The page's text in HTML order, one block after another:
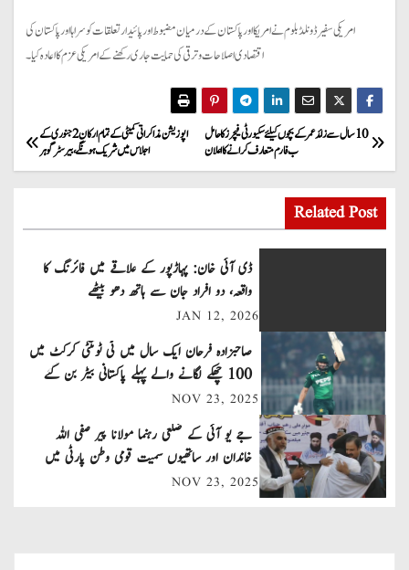
امریکی سفیر ڈونلڈ بلوم نے امریکا اور پاکستان کے درمیان مضبوط اور پائیدار تعلقات کو سراہا اور پاکستان کی
اقتصادی اصلاحات و ترقی کی حمایت جاری رکھنے کے امریکی عزم کا اعادہ کیا۔
P
o
s
t
a
v
i
g
a
اپوزیشن مذاکراتی کمیٹی کے تمام ارکان 2 جنوری کے
اجلاس میں شریک ہونگے ، بیرسٹر گوہر
10 سال سے زائد عمر کے بچوں کیلئے سکیورٹی فیچرز کا حامل
ب فارم متعارف کرانے کا اعلان
Related Post
ڈی آئی خان: پہاڑپور کے علاقے میں فائرنگ کا
واقعہ، دو افراد جان سے ہاتھ دھو بیٹھے
JAN 12, 2026
صاحبزادہ فرحان ایک سال میں ٹی ٹوئنٹی کرکٹ میں
100 چھکے لگانے والے پہلے پاکستانی بیٹر بن گئے
NOV 23, 2025
جے یو آئی کے ضلعی رہنما مولانا پیر صفی اللہ
خاندان اور ساتھیوں سمیت قومی وطن پارٹی میں
شامل
NOV 23, 2025